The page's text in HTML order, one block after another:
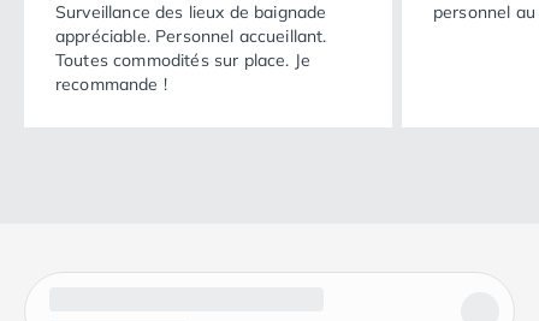
Surveillance des lieux de baignade
appréciable. Personnel accueillant.
Toutes commodités sur place. Je
recommande !
personnel